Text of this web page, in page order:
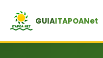
GUIAITAPOANet